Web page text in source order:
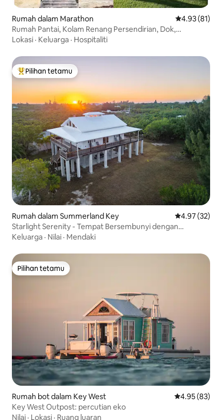
Rumah dalam Marathon Penarafan
4.93 (81)
Rumah Pantai, Kolam Renang Persendirian, Dok,
Pemandangan Matahari Terbenam Teluk
Lokasi · Keluarga · Hospitaliti
Pilihan utama tetamu
Pilihan tetamu
Rumah dalam Summerland Key Penarafan
4.97 (32)
Starlight Serenity - Tempat Bersembunyi dengan
Pemandangan Menakjubkan
Keluarga · Nilai · Mendaki
Pilihan tetamu
Pilihan tetamu
Rumah bot dalam Key West Penarafan
4.95 (83)
Key West Outpost: percutian eko
Nilai · Lokasi · Ruang luaran